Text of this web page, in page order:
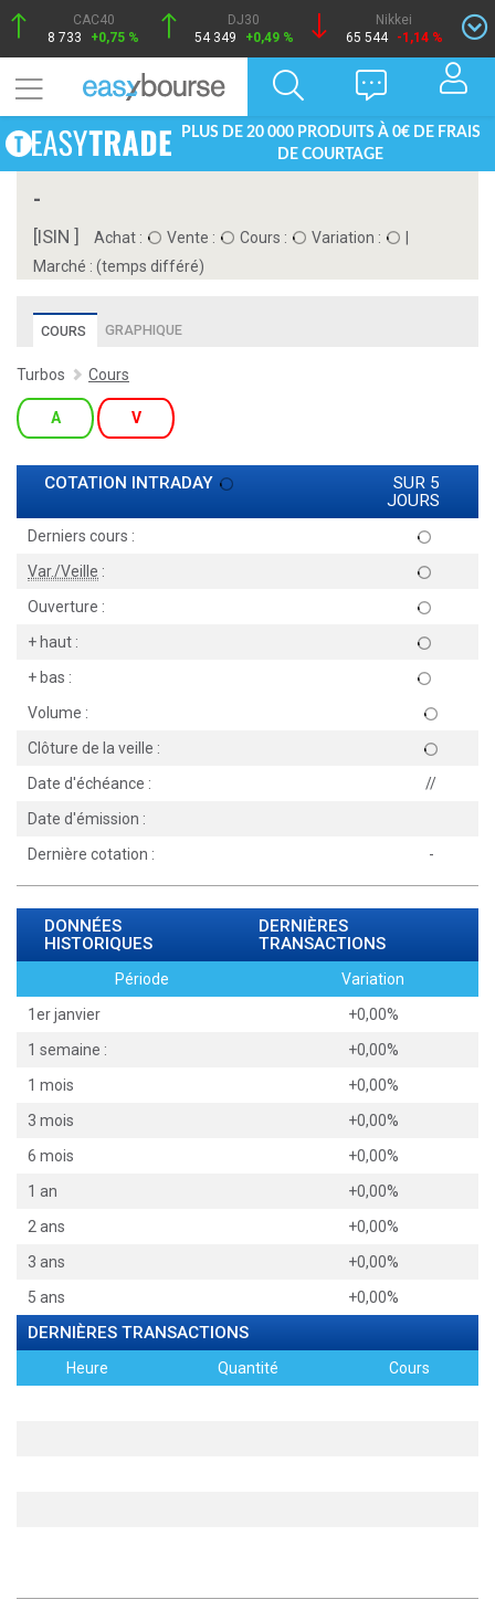
CAC40
8 733
+0,75 %
DJ30
54 349
+0,49 %
Nikkei
65 544 -1,14 %
PLUS DE 20 000 PRODUITS À 0€ DE FRAIS
DE COURTAGE
-
[ISIN ] Achat : Vente : Cours : Variation :
Marché : (temps différé)
COURS GRAPHIQUE
Turbos Cours
A V
COTATION INTRADAY
SUR 5
JOURS
Derniers cours :
Var./Veille :
Ouverture :
+ haut :
+ bas :
Volume :
Clôture de la veille :
Date d'échéance :
//
Date d'émission :
Dernière cotation :
-
DONNÉES
HISTORIQUES
DERNIÈRES
TRANSACTIONS
Période
Variation
1er janvier
+0,00%
1 semaine :
+0,00%
1 mois
+0,00%
3 mois
+0,00%
6 mois
+0,00%
1 an
+0,00%
2 ans
+0,00%
3 ans
+0,00%
5 ans
+0,00%
DERNIÈRES TRANSACTIONS
Heure Quantité Cours